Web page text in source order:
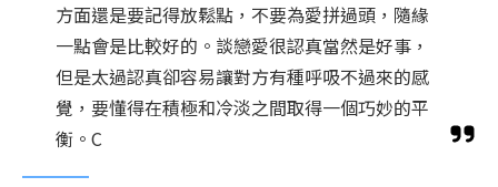
方面還是要記得放鬆點，不要為愛拼過頭，隨緣
一點會是比較好的。談戀愛很認真當然是好事，
但是太過認真卻容易讓對方有種呼吸不過來的感
覺，要懂得在積極和冷淡之間取得一個巧妙的平
衡。C